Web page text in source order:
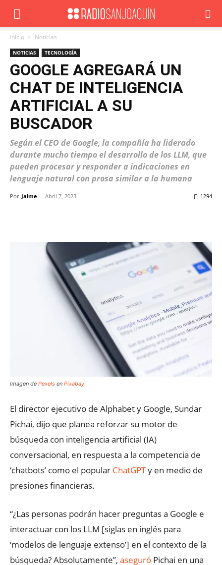
Inicio Noticias
NOTICIAS TECNOLOGÍA
GOOGLE AGREGARÁ UN
CHAT DE INTELIGENCIA
ARTIFICIAL A SU
BUSCADOR
Según el CEO de Google, la compañía ha liderado
durante mucho tiempo el desarrollo de los LLM, que
pueden procesar y responder a indicaciones en
lenguaje natural con prosa similar a la humana
Por Jaime - Abril 7, 2023 1294
Imagen de Pexels en Pixabay
El director ejecutivo de Alphabet y Google, Sundar
Pichai, dijo que planea reforzar su motor de
búsqueda con inteligencia artificial (IA)
conversacional, en respuesta a la competencia de
‘chatbots’ como el popular ChatGPTy en medio de
presiones financieras.
“¿Las personas podrán hacer preguntas a Google e
interactuar con los LLM [siglas en inglés para
‘modelos de lenguaje extenso’] en el contexto de la
búsqueda? Absolutamente”, aseguró Pichai en una